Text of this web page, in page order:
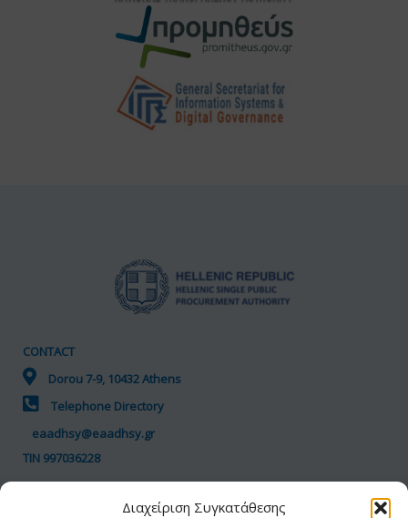
Διαχείριση Συγκατάθεσης
CONTACT
Dorou 7-9, 10432 Athens
Telephone Directory
eaadhsy@eaadhsy.gr
TIN 997036228